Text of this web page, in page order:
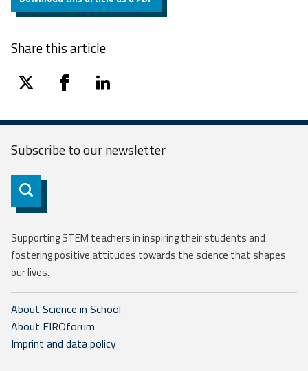
Share this article
twitter facebooklinkedin
Subscribe to ournewsletter
Subscribe
Supporting STEM teachers in inspiring their students and
fostering positive attitudes towards the science that shapes
our lives.
About Science in School
About EIROforum
Imprint and data policy